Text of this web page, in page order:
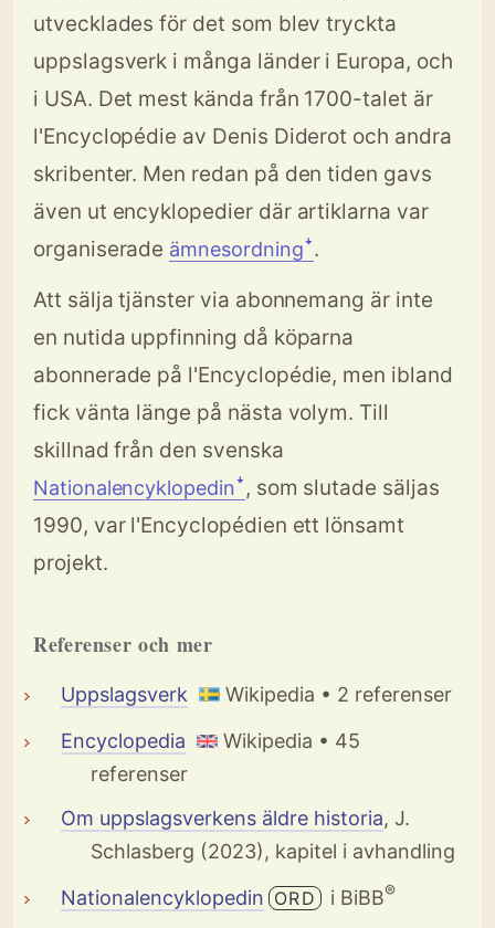
utvecklades för det som blev tryckta
uppslagsverk i många länder i Europa, och
i USA. Det mest kända från 1700-talet är
l'Encyclopédie av Denis Diderot och andra
skribenter. Men redan på den tiden gavs
även ut encyklopedier där artiklarna var
organiserade ämnesordningꜜ.
Att sälja tjänster via abonnemang är inte
en nutida uppfinning då köparna
abonnerade på l'Encyclopédie, men ibland
fick vänta länge på nästa volym. Till
skillnad från den svenska
Nationalencyklopedinꜜ, som slutade säljas
1990, var l'Encyclopédien ett lönsamt
projekt.
Referenser och mer
Uppslagsverk
Wikipedia • 2 referenser
Encyclopedia
Wikipedia • 45
referenser
Om uppslagsverkens äldre historia, J.
Schlasberg (2023), kapitel i avhandling
Nationalencyklopedin ORD i BiBB®